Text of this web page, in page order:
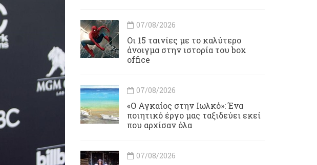
07/08/2026
Οι 15 ταινίες με το καλύτερο
άνοιγμα στην ιστορία του box
office
07/08/2026
«Ο Αγκαίος στην Ιωλκό»: Ένα
ποιητικό έργο μας ταξιδεύει εκεί
που αρχίσαν όλα
07/08/2026